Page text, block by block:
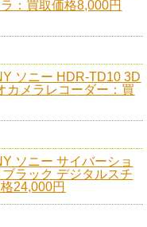
：買取価格8,000円
ソニー HDR-TD10 3D
カメラレコーダー：買
ソニー サイバーショ
ラック デジタルスチ
24,000円